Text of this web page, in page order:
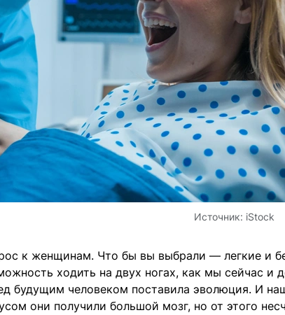
Источник: iStock
к женщинам. Что бы вы выбрали — легкие и
ходить на двух ногах, как мы сейчас и
будущим человеком поставила эволюция. И
они получили большой мозг, но от этого